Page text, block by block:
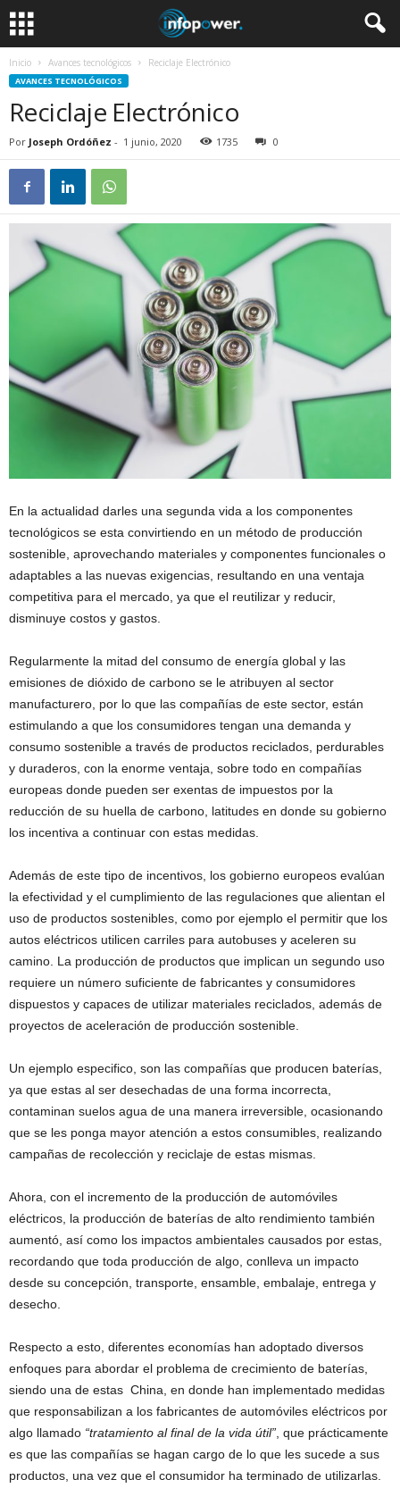
Inicio Avances tecnológicos Reciclaje Electrónico
AVANCES TECNOLÓGICOS
Reciclaje Electrónico
Por Joseph Ordóñez - 1 junio, 2020 1735 0
En la actualidad darles una segunda vida a los componentes
tecnológicos se esta convirtiendo en un método de producción
sostenible, aprovechando materiales y componentes funcionales o
adaptables a las nuevas exigencias, resultando en una ventaja
competitiva para el mercado, ya que el reutilizar y reducir,
disminuye costos y gastos.
Regularmente la mitad del consumo de energía global y las
emisiones de dióxido de carbono se le atribuyen al sector
manufacturero, por lo que las compañías de este sector, están
estimulando a que los consumidores tengan una demanda y
consumo sostenible a través de productos reciclados, perdurables
y duraderos, con la enorme ventaja, sobre todo en compañías
europeas donde pueden ser exentas de impuestos por la
reducción de su huella de carbono, latitudes en donde su gobierno
los incentiva a continuar con estas medidas.
Además de este tipo de incentivos, los gobierno europeos evalúan
la efectividad y el cumplimiento de las regulaciones que alientan el
uso de productos sostenibles, como por ejemplo el permitir que los
autos eléctricos utilicen carriles para autobuses y aceleren su
camino. La producción de productos que implican un segundo uso
requiere un número suficiente de fabricantes y consumidores
dispuestos y capaces de utilizar materiales reciclados, además de
proyectos de aceleración de producción sostenible.
Un ejemplo especifico, son las compañías que producen baterías,
ya que estas al ser desechadas de una forma incorrecta,
contaminan suelos agua de una manera irreversible, ocasionando
que se les ponga mayor atención a estos consumibles, realizando
campañas de recolección y reciclaje de estas mismas.
Ahora, con el incremento de la producción de automóviles
eléctricos, la producción de baterías de alto rendimiento también
aumentó, así como los impactos ambientales causados por estas,
recordando que toda producción de algo, conlleva un impacto
desde su concepción, transporte, ensamble, embalaje, entrega y
desecho.
Respecto a esto, diferentes economías han adoptado diversos
enfoques para abordar el problema de crecimiento de baterías,
siendo una de estas China, en donde han implementado medidas
que responsabilizan a los fabricantes de automóviles eléctricos por
algo llamado “tratamiento al final de la vida útil” , que prácticamente
es que las compañías se hagan cargo de lo que les sucede a sus
productos, una vez que el consumidor ha terminado de utilizarlas.